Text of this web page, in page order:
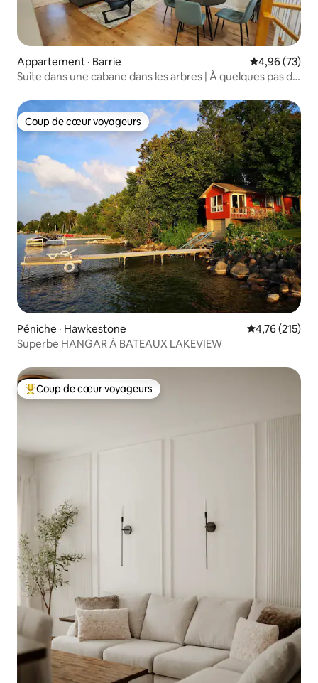
Appartement · Barrie Note
4,96 (73)
Suite dans une cabane dans les arbres | À quelques pas du
Coup de cœur voyageurs
Coup de cœur voyageurs
Péniche · Hawkestone Note
4,76 (215)
Superbe HANGAR À BATEAUX LAKEVIEW
Coup de cœur voyageurs parmi les plus aimés
Coup de cœur voyageurs